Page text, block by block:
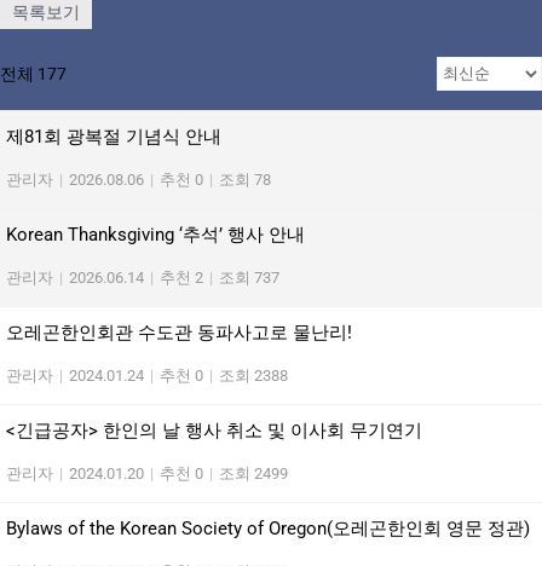
목록보기
전체 177
제81회 광복절 기념식 안내
관리자 | 2026.08.06 | 추천 0 | 조회 78
Korean Thanksgiving ‘추석’ 행사 안내
관리자 | 2026.06.14 | 추천 2 | 조회 737
오레곤한인회관 수도관 동파사고로 물난리!
관리자 | 2024.01.24 | 추천 0 | 조회 2388
<긴급공자> 한인의 날 행사 취소 및 이사회 무기연기
관리자 | 2024.01.20 | 추천 0 | 조회 2499
Bylaws of the Korean Society of Oregon(오레곤한인회 영문 정관)